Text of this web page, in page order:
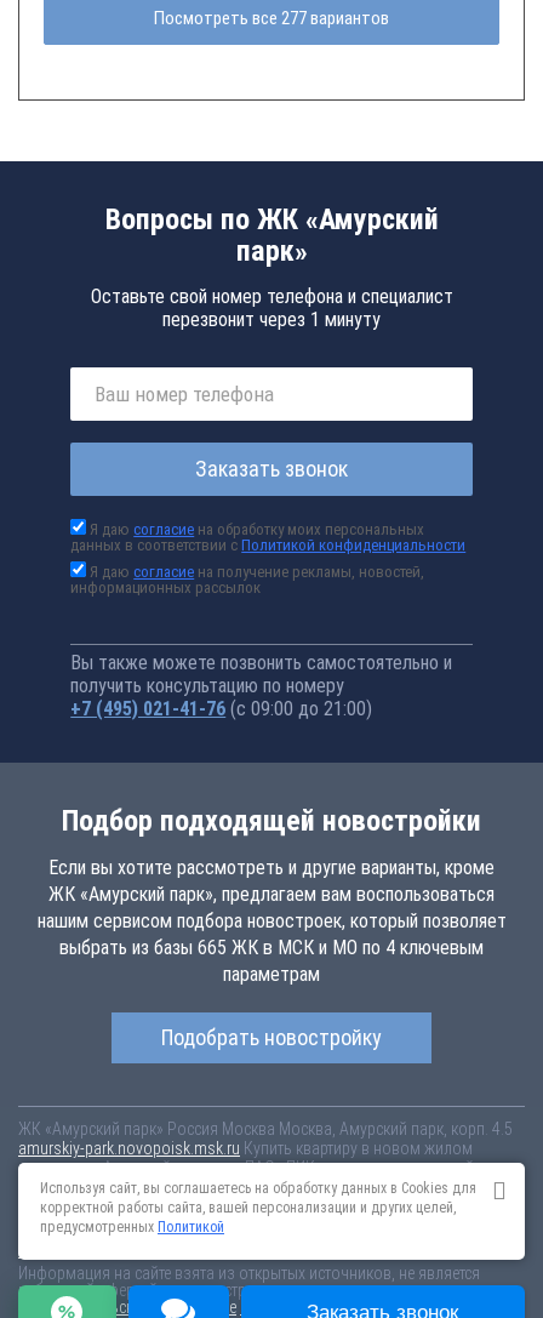
Посмотреть все 277 вариантов
Вопросы по ЖК «Амурский
парк»
Оставьте свой номер телефона и специалист
перезвонит через 1 минуту
Заказать звонок
Я даюсогласие на обработку моих персональных
данных в соответствии сПолитикой конфиденциальности
Я даюсогласие на получение рекламы, новостей,
информационных рассылок
Вы также можете позвонить самостоятельно и
получить консультацию по номеру
+7 (495) 021-41-76 (с 09:00 до 21:00)
Подбор подходящей новостройки
Если вы хотите рассмотреть и другие варианты, кроме
ЖК «Амурский парк», предлагаем вам воспользоваться
нашим сервисом подбора новостроек, который позволяет
выбрать из базы 665 ЖК в МСК и МО по 4 ключевым
параметрам
Подобрать новостройку
ЖК «Амурский парк» Россия Москва Москва, Амурский парк, корп. 4.5
amurskiy-park.novopoisk.msk.ru Купить квартиру в новом жилом
комплексе «Амурский парк» от «ПАО «ПИК-специализированный
застройщик»» в районе Гольяново. Квартиры различных планировок
от 11.88 млн рублей!
Информация на сайте взята из открытых источников, не является
публичной офертой и распространяется для ознакомления.
Пользовательское соглашение
Соглашение о размещении
Используя сайт, вы соглашаетесь на обработку данных в Cookies для
корректной работы сайта, вашей персонализации и других целей,
предусмотренных Политикой
Заказать звонок